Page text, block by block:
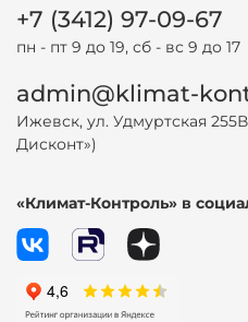
+7 (3412) 97-09-67
пн - пт 9 до 19, сб - вс 9 до 17
admin@klimat-
Ижевск, ул. Удмуртская
Дисконт»)
«Климат-Контроль» в